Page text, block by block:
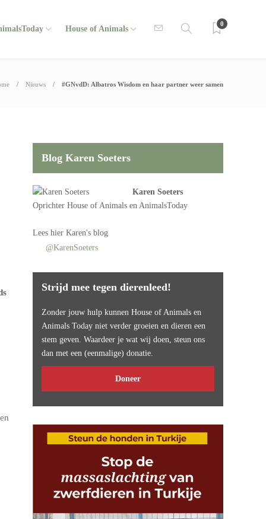
House of Animals
0
Nieuws #GNvdD: Albatros Wisdom en haar partner weer samen
Blog Karen Soeters
Karen Soeters
OprichterHouse of Animals en AnimalsToday
Leeshier Karen's blog
@KarenSoeters
Strijd mee tegen dierenleed!
Zonder jouw hulp kunnen House of Animals en
Animals Today niet verder groeien en dieren een
stem geven. Waardeer je wat wij doen, steun ons
dan met een (eenmalige) donatie.
Doneer